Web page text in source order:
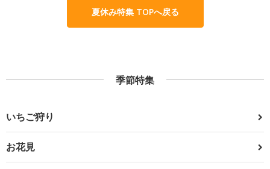
夏休み特集 TOPへ戻る
季節特集
いちご狩り
お花見